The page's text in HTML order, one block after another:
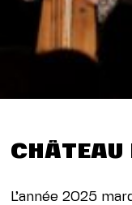
CHÂTEAU
L’année 2025